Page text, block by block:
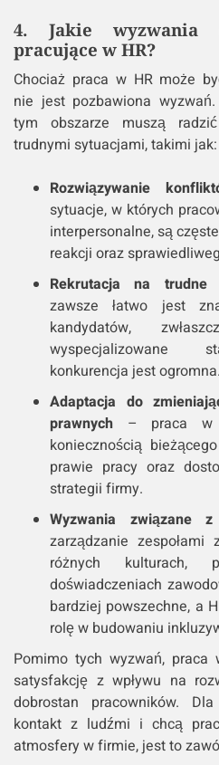
4. Jakie wyzwania
pracujące w HR?
Chociaż praca w HR może
nie jest pozbawiona
tym obszarze muszą
trudnymi sytuacjami, takimi jak:
Rozwiązywanie
sytuacje, w których
interpersonalne, są
reakcji oraz
Rekrutacja na trudne
zawsze łatwo jest
kandydatów,
wyspecjalizowane
konkurencja jest ogromna.
Adaptacja do
prawnych – praca w
koniecznością
prawie pracy oraz
strategii firmy.
Wyzwania związane z
zarządzanie
różnych kulturach,
doświadczeniach
bardziej powszechne, a
rolę w budowaniu
Pomimo tych wyzwań, praca
satysfakcję z wpływu na
dobrostan pracowników.
kontakt z ludźmi i chcą
atmosfery w firmie, jest to